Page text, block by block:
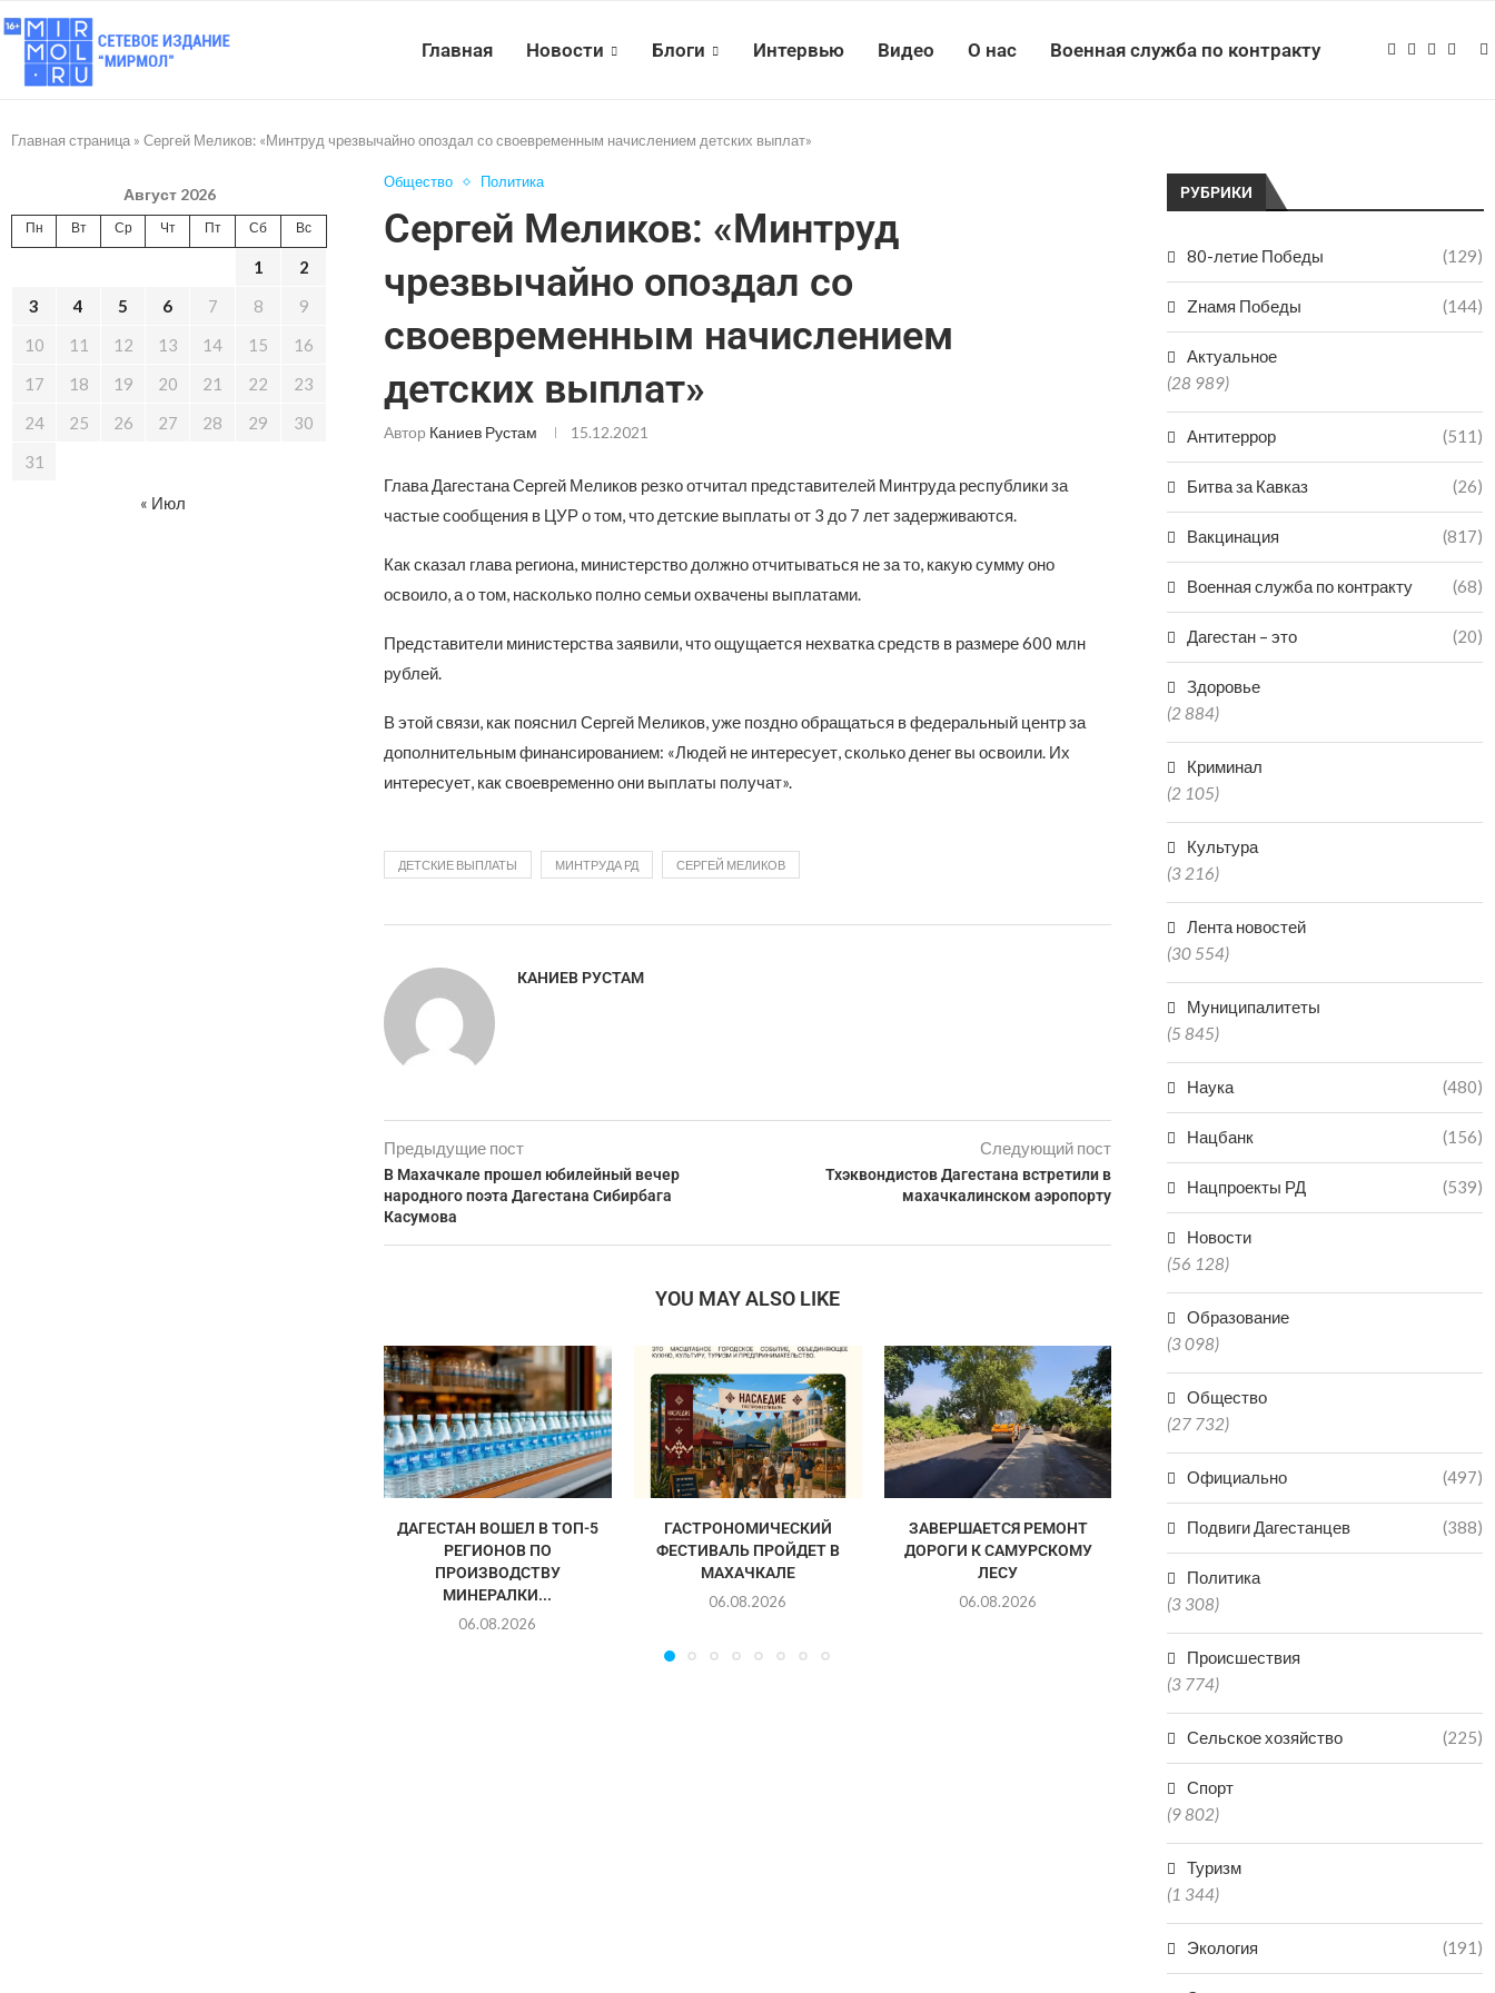
Главная Новости Блоги Интервью Видео О нас Военная служба по контракту
Главная страница » Сергей Меликов: «Минтруд чрезвычайно опоздал со своевременным начислением детских выплат»
Общество Политика
Сергей Меликов: «Минтруд
чрезвычайно опоздал со
своевременным начислением
детских выплат»
Автор Каниев Рустам 15.12.2021
Глава Дагестана Сергей Меликов резко отчитал представителей Минтруда республики за
частые сообщения в ЦУР о том, что детские выплаты от 3 до 7 лет задерживаются.
Как сказал глава региона, министерство должно отчитываться не за то, какую сумму оно
освоило, а о том, насколько полно семьи охвачены выплатами.
Представители министерства заявили, что ощущается нехватка средств в размере 600 млн
рублей.
В этой связи, как пояснил Сергей Меликов, уже поздно обращаться в федеральный центр за
дополнительным финансированием: «Людей не интересует, сколько денег вы освоили. Их
интересует, как своевременно они выплаты получат».
ДЕТСКИЕ ВЫПЛАТЫ МИНТРУДА РД СЕРГЕЙ МЕЛИКОВ
КАНИЕВ РУСТАМ
Предыдущие пост
В Махачкале прошел юбилейный вечер
народного поэта Дагестана Сибирбага
Касумова
Следующий пост
Тхэквондистов Дагестана встретили в
махачкалинском аэропорту
YOU MAY ALSO LIKE
ДАГЕСТАН ВОШЕЛ В ТОП-5
РЕГИОНОВ ПО
ПРОИЗВОДСТВУ
МИНЕРАЛКИ...
06.08.2026
ГАСТРОНОМИЧЕСКИЙ
ФЕСТИВАЛЬ ПРОЙДЕТ В
МАХАЧКАЛЕ
06.08.2026
ЗАВЕРШАЕТСЯ РЕМОНТ
ДОРОГИ К САМУРСКОМУ
ЛЕСУ
06.08.2026
ДВУХ БРАТЬЕВ-МЕДВЕДЕЙ
МИШУ И ГРИШУ ИЗ
ДАГЕСТАНА ОТПРАВИЛИ...
06.08.2026
ПОПАЛ В
РУБРИКИ
80-летие Победы (129)
Zнамя Победы (144)
Актуальное
(28 989)
Антитеррор (511)
Битва за Кавказ (26)
Вакцинация (817)
Военная служба по контракту (68)
Дагестан – это (20)
Здоровье
(2 884)
Криминал
(2 105)
Культура
(3 216)
Лента новостей
(30 554)
Муниципалитеты
(5 845)
Наука (480)
Нацбанк (156)
Нацпроекты РД (539)
Новости
(56 128)
Образование
(3 098)
Общество
(27 732)
Официально (497)
Подвиги Дагестанцев (388)
Политика
(3 308)
Происшествия
(3 774)
Сельское хозяйство (225)
Спорт
(9 802)
Туризм
(1 344)
Экология (191)
Август 2026
Пн Вт Ср Чт Пт Сб Вс
1
2
3
4 5 6 7 8
9
10
11 12 13 14 15
16
17
18 19 20 21 22
23
24
25 26 27 28 29
30
31
« Июл